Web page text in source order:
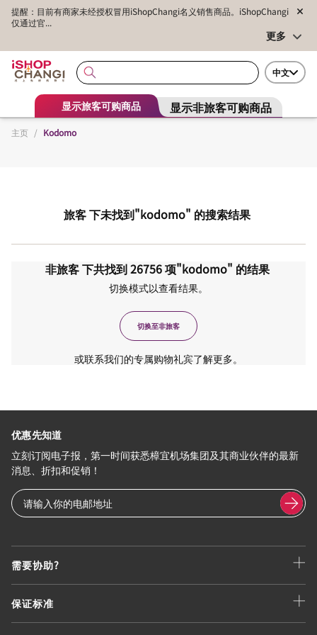
提醒：目前有商家未经授权冒用iShopChangi名义销售商品。iShopChangi
仅通过官...
更多
中文
显示旅客可购商品 显示非旅客可购商品
主页 / Kodomo
旅客下未找到"kodomo" 的搜索结果
非旅客下共找到26756项"kodomo" 的结果
切换模式以查看结果。
切换至非旅客
或联系我们的专属购物礼宾了解更多。
需要协助?
保证标准
优惠先知道
立刻订阅电子报，第一时间获悉樟宜机场集团及其商业伙伴的最新
消息、折扣和促销！